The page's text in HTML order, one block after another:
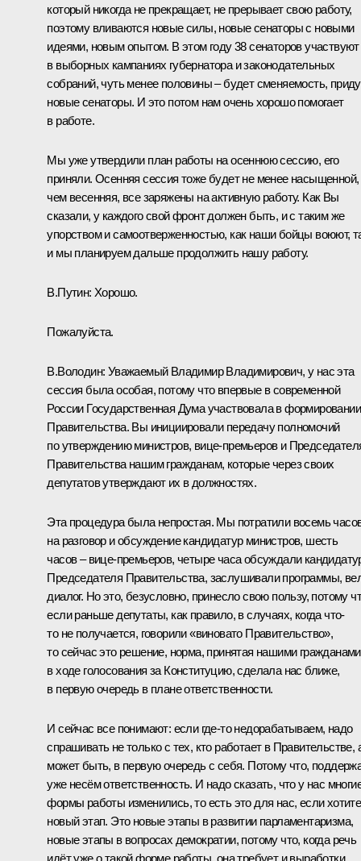
который никогда не прекращает, не прерывает свою работу,
поэтому вливаются новые силы, новые сенаторы с новыми
идеями, новым опытом. В этом году 38 сенаторов участвуют
в выборных кампаниях губернатора и законодательных
собраний, чуть менее половины – будет сменяемость,
новые сенаторы. И это потом нам очень хорошо помогает
в работе.
Мы уже утвердили план работы на осеннюю сессию, его
приняли. Осенняя сессия тоже будет не менее насыщенной,
чем весенняя, все заряжены на активную работу. Как Вы
сказали, у каждого свой фронт должен быть, и с таким же
упорством и самоотверженностью, как наши бойцы воюют,
и мы планируем дальше продолжить нашу работу.
В.Путин: Хорошо.
Пожалуйста.
В.Володин: Уважаемый Владимир Владимирович, у нас эта
сессия была особая, потому что впервые в современной
России Государственная Дума участвовала в формировании
Правительства. Вы инициировали передачу полномочий
по утверждению министров, вице-премьеров и
Правительства нашим гражданам, которые через своих
депутатов утверждают их в должностях.
Эта процедура была непростая. Мы потратили восемь
на разговор и обсуждение кандидатур министров, шесть
часов – вице-премьеров, четыре часа обсуждали
Председателя Правительства, заслушивали программы,
диалог. Но это, безусловно, принесло свою пользу, потому
если раньше депутаты, как правило, в случаях, когда что-
то не получается, говорили «виновато Правительство»,
то сейчас это решение, норма, принятая нашими гражданами
в ходе голосования за Конституцию, сделала нас ближе,
в первую очередь в плане ответственности.
И сейчас все понимают: если где-то недорабатываем, надо
спрашивать не только с тех, кто работает в Правительстве,
может быть, в первую очередь с себя. Потому что,
уже несём ответственность. И надо сказать, что у нас
формы работы изменились, то есть это для нас, если
новый этап. Это новые этапы в развитии парламентаризма,
новые этапы в вопросах демократии, потому что, когда речь
идёт уже о такой форме работы, она требует и выработки